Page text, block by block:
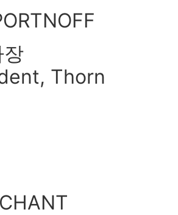
Thorn